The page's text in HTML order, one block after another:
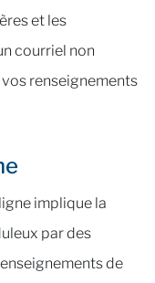
et les
courriel non
renseignements
implique la
par des
de